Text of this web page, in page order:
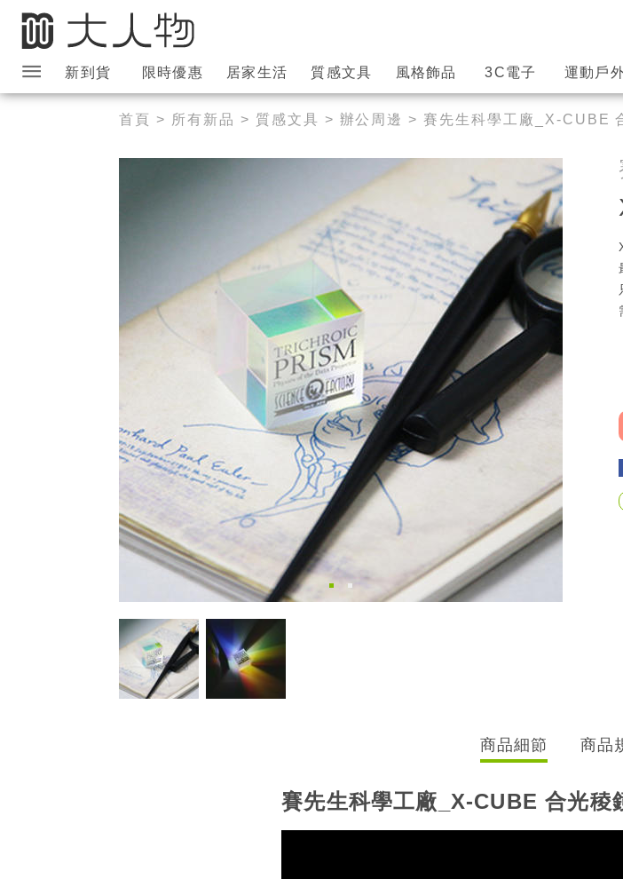
大人物導覽列
新到貨 限時優惠 居家生活 質感文具 風格飾品 3C電子 運動戶
首頁 > 所有新品 > 質感文具 > 辦公周邊 > 賽先生科學工廠_X-CUBE
商品細節 商品
賽先生科學工廠_X-CUBE 合光稜